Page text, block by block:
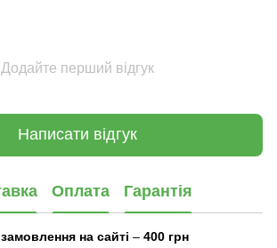
Додайте перший відгук
Написати відгук
Оплата Гарантія
на сайті – 400 грн